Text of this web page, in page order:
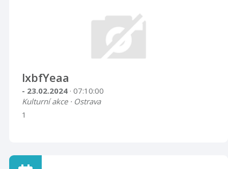
lxbfYeaa
- 23.02.2024 · 07:10:00
Kulturní akce · Ostrava
1